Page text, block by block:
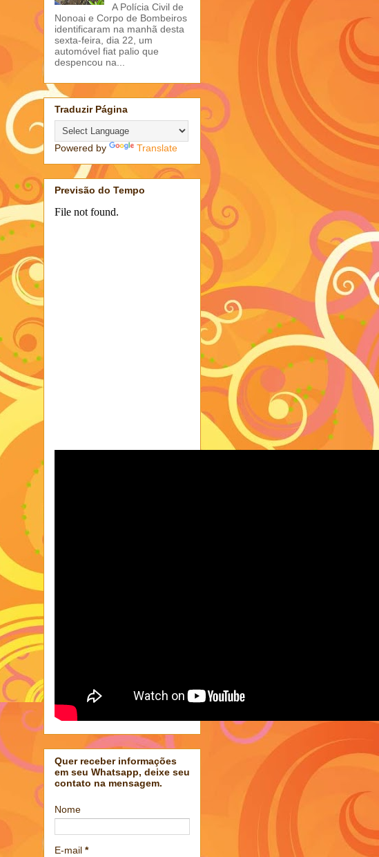
A Polícia Civil de
Nonoai e Corpo de Bombeiros
identificaram na manhã desta
sexta-feira, dia 22, um
automóvel fiat palio que
despencou na...
Traduzir Página
Powered by Translate
Previsão do Tempo
Quer receber informações
em seu Whatsapp, deixe seu
contato na mensagem.
Nome
E-mail *